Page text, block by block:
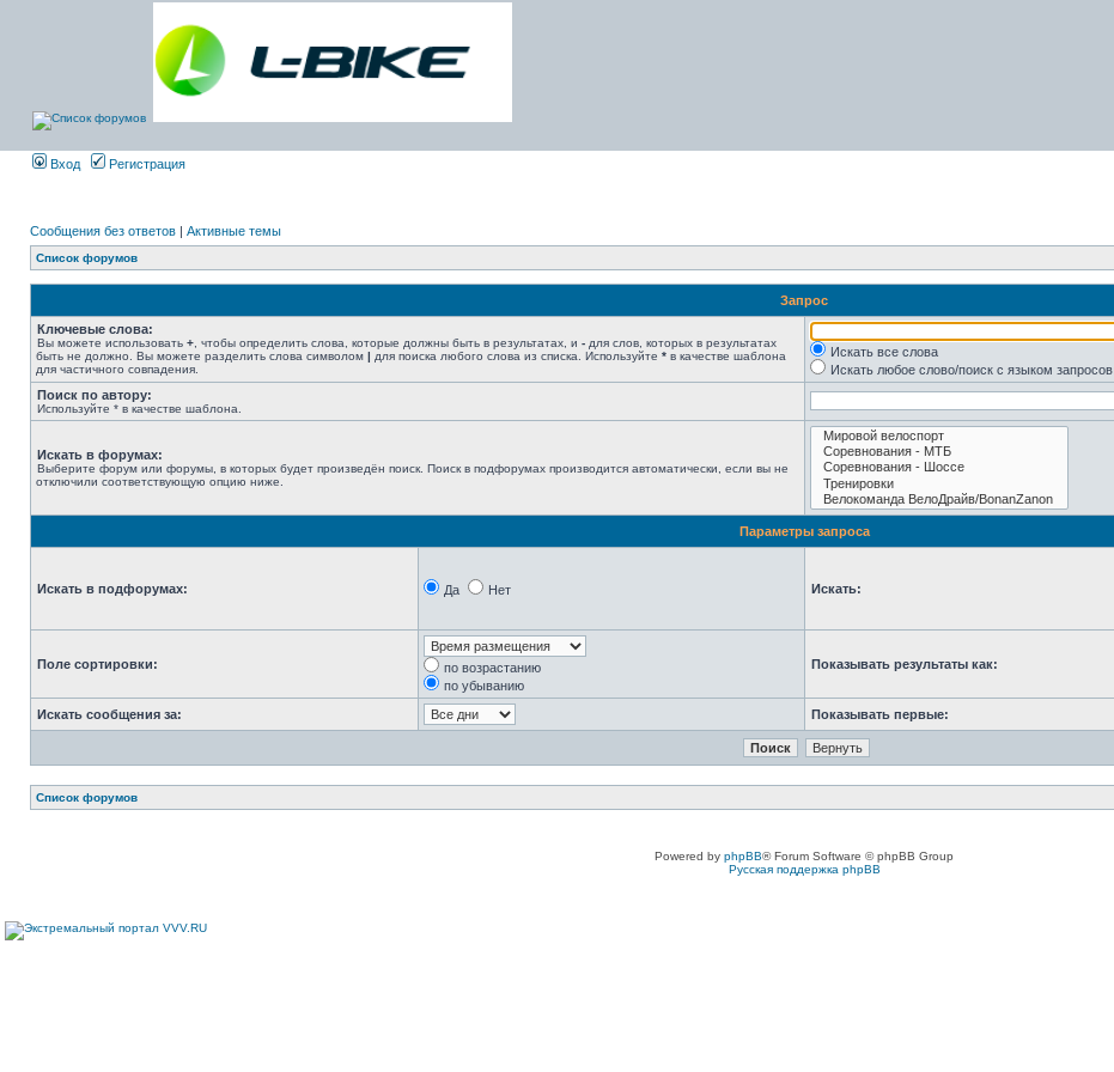
Вход Регистрация
Сообщения без ответов | Активные темы
Список форумов
Запрос
Ключевые слова:
Вы можете использовать + , чтобы определить слова, которые должны быть в результатах, и - для слов, которых в результатах
быть не должно. Вы можете разделить слова символом | для поиска любого слова из списка. Используйте * в качестве шаблона
для частичного совпадения.
Искать все слова
Искать любое слово/поиск с языком запросов
Поиск по автору:
Используйте * в качестве шаблона.
Искать в форумах:
Выберите форум или форумы, в которых будет произведён поиск. Поиск в подфорумах производится автоматически, если вы не
отключили соответствующую опцию ниже.
Параметры запроса
Искать в подфорумах: Да Нет Искать:
Поле сортировки:
по возрастанию
по убыванию
Показывать результаты как:
Искать сообщения за: Показывать первые:
Список форумов
Powered by phpBB® Forum Software © phpBB Group
Русская поддержка phpBB